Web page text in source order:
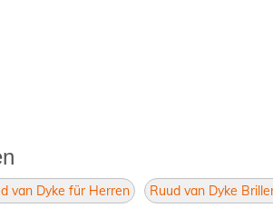
van Dyke für Herren Ruud van Dyke